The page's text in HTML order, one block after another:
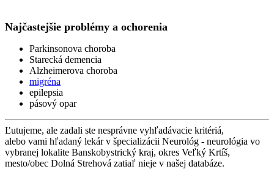
Najčastejšie problémy a ochorenia
Parkinsonova choroba
Starecká demencia
Alzheimerova choroba
migréna
epilepsia
pásový opar
Ľutujeme, ale zadali ste nesprávne vyhľadávacie kritériá,
alebo vami hľadaný lekár v špecializácii Neurológ - neurológia vo
vybranej lokalite Banskobystrický kraj, okres Veľký Krtíš,
mesto/obec Dolná Strehová zatiaľ nieje v našej databáze.